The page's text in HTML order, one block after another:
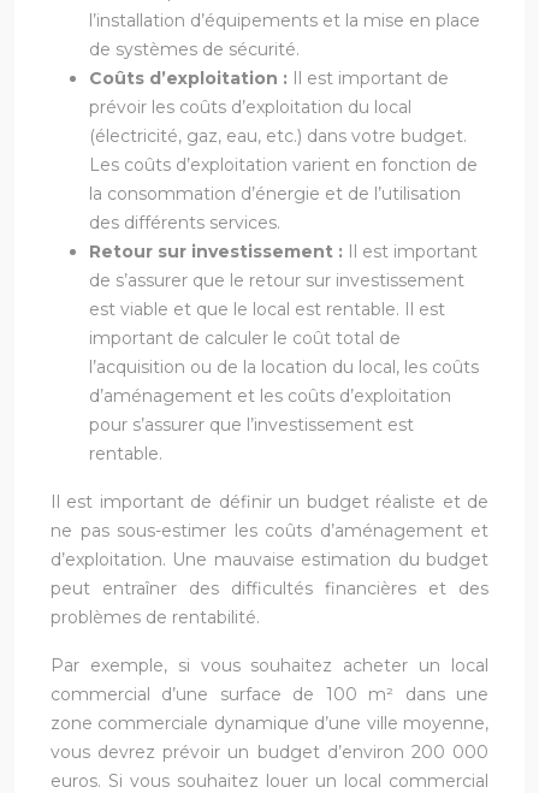
l’installation d’équipements et la mise en place
de systèmes de sécurité.
Coûts d’exploitation : Il est important de
prévoir les coûts d’exploitation du local
(électricité, gaz, eau, etc.) dans votre budget.
Les coûts d’exploitation varient en fonction de
la consommation d’énergie et de l’utilisation
des différents services.
Retour sur investissement : Il est important
de s’assurer que le retour sur investissement
est viable et que le local est rentable. Il est
important de calculer le coût total de
l’acquisition ou de la location du local, les coûts
d’aménagement et les coûts d’exploitation
pour s’assurer que l’investissement est
rentable.
Il est important de définir un budget réaliste et de
ne pas sous-estimer les coûts d’aménagement et
d’exploitation. Une mauvaise estimation du budget
peut entraîner des difficultés financières et des
problèmes de rentabilité.
Par exemple, si vous souhaitez acheter un local
commercial d’une surface de 100 m² dans une
zone commerciale dynamique d’une ville moyenne,
vous devrez prévoir un budget d’environ 200 000
euros. Si vous souhaitez louer un local commercial